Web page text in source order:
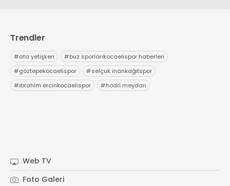
Trendler
#ata yetişken #buz sporlarıkocaelispor haberleri
#göztepekocaelispor #selçuk inankağıtspor
#ibrahim ercinkocaelispor #hodri meydan
Web TV
Foto Galeri